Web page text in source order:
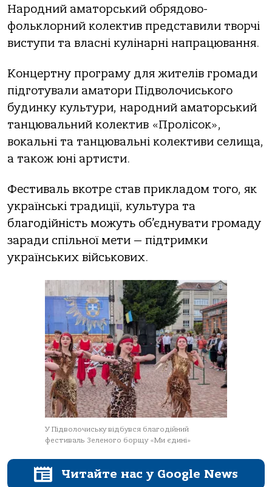
Народний аматорський обрядово-
фольклорний колектив представили творчі
виступи та власні кулінарні напрацювання.
Концертну програму для жителів громади
підготували аматори Підволочиського
будинку культури, народний аматорський
танцювальний колектив «Пролісок»,
вокальні та танцювальні колективи селища,
а також юні артисти.
Фестиваль вкотре став прикладом того, як
українські традиції, культура та
благодійність можуть об’єднувати громаду
заради спільної мети — підтримки
українських військових.
У Підволочиську відбувся благодійний
фестиваль Зеленого борщу «Ми єдині»
Читайте нас у Google News